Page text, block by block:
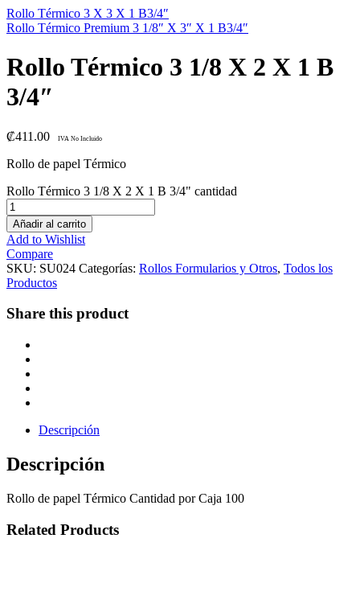
Rollo Térmico 3 X 3 X 1 B3/4″
Rollo Térmico Premium 3 1/8″ X 3″ X 1 B3/4″
Rollo Térmico 3 1/8 X 2 X 1 B
3/4″
₡411.00 IVA No Incluido
Rollo de papel Térmico
Rollo Térmico 3 1/8 X 2 X 1 B 3/4" cantidad
Añadir al carrito
Add to Wishlist
Compare
SKU: SU024 Categorías: Rollos Formularios y Otros, Todos los
Productos
Share this product
Descripción
Descripción
Rollo de papel Térmico Cantidad por Caja 100
Related Products